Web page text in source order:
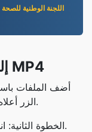
6- اللجنة الوطنية للصحة
كيفية التحويل AC3 إلى MP4
الزر أعلاه أو عن طريق السحب والإفلات.
الخطوة الثانية: انقر فوق زر "تحويل" لبدء عملية التحويل.